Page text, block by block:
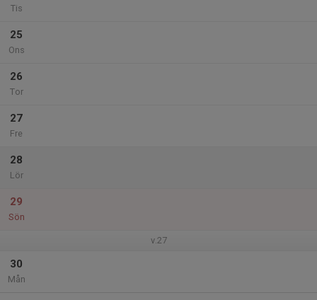
Tis
25
Ons
26
Tor
27
Fre
28
Lör
29
Sön
v.27
30
Mån